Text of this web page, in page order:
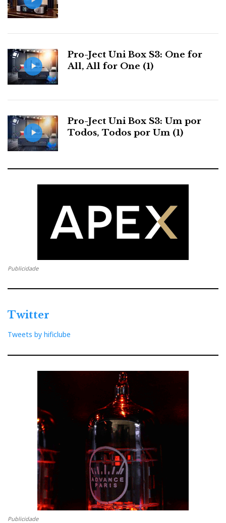
o
o
e
r
e
d
t
r
s
t
Pro-Ject Uni Box S3: One for
All, All for One (1)
Pro-Ject Uni Box S3: Um por
Todos, Todos por Um (1)
Publicidade
Twitter
Tweets by hificlube
Publicidade